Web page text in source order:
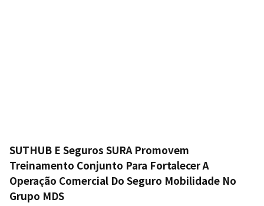
SUTHUB E Seguros SURA Promovem
Treinamento Conjunto Para Fortalecer A
Operação Comercial Do Seguro Mobilidade No
Grupo MDS